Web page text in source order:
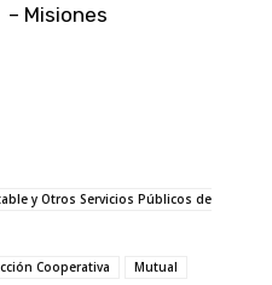
Misiones
y Otros Servicios Públicos de
Cooperativa Mutual